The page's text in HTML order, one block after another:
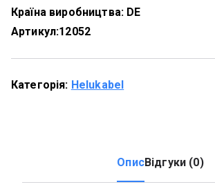
Країна виробництва: DE
Артикул:12052
Категорія: Helukabel
ОписВідгуки (0)